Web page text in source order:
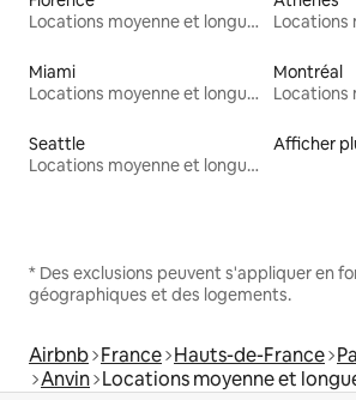
Locations moyenne et longue durée
Miami
Locations moyenne et longue durée
Montréal
Seattle
Locations moyenne et longue durée
Afficher
* Des exclusions peuvent s'appliquer en
géographiques et des logements.
Airbnb France Hauts-de-France
Anvin Locations moyenne et